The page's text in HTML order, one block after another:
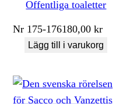
Offentliga toaletter
Nr 175-176180,00kr
Lägg till i varukorg